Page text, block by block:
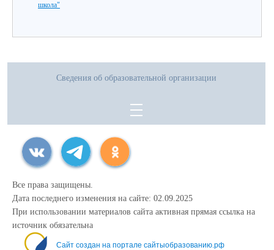
школа"
Сведения об образовательной организации
Все права защищены.
Дата последнего изменения на сайте: 02.09.2025
При использовании материалов сайта активная прямая ссылка на
источник обязательна
Сайт создан на портале сайтыобразованию.рф